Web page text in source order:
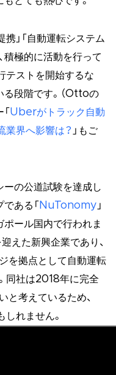
」「自動運転システム
積極的に活動を行って
テストを開始するな
る段階です。（Ottoの
Uberがトラック自動
業界へ影響は？ 」もご
ーの公道試験を達成し
ある「 NuTonomy 」
ポール国内で行われま
えた新興企業であり、
を拠点として自動運転
同社は2018年に完全
と考えているため、
れません。